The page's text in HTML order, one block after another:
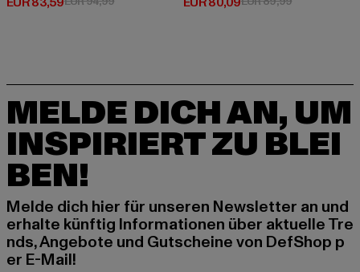
MELDE DICH AN, UM
INSPIRIERT ZU BLEI
BEN!
Melde dich hier für unseren Newsletter an und
erhalte künftig Informationen über aktuelle Tre
nds, Angebote und Gutscheine von DefShop p
er E-Mail!